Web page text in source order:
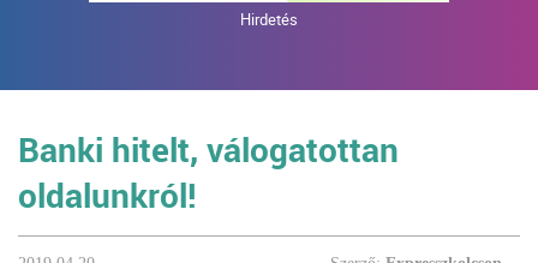
Hirdetés
Banki hitelt, válogatottan
oldalunkról!